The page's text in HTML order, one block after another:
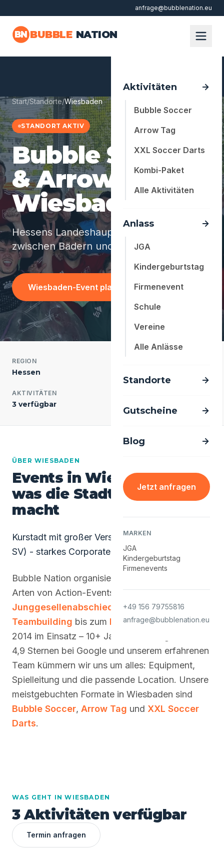
anfrage@bubblenation.eu
BN BUBBLE NATION
Aktivitäten
Bubble Soccer
Arrow Tag
XXL Soccer Darts
Kombi-Paket
Alle Aktivitäten
Anlass
JGA
Kindergeburtstag
Firmenevent
Schule
Vereine
Alle Anlässe
Standorte
Gutscheine
Blog
Jetzt anfragen
MARKEN
JGA
Kindergeburtstag
Firmenevents
+49 156 79755816
anfrage@bubblenation.eu
Start/Standorte/Wiesbaden
STANDORT AKTIV
Bubble Soccer
& Arrow Tag in
Wiesbaden
Hessens Landeshauptstadt - Events
zwischen Bädern und Börsen.
Wiesbaden-Event planen
REGION
Hessen
AKTIVITÄTEN
3 verfügbar
ÜBER WIESBADEN
Events in Wiesbaden -
was die Stadt besonders
macht
Kurstadt mit großer Versicherungsbranche (R+V,
SV) - starkes Corporate-Segment.
Bubble Nation organisiert in Wiesbaden alle
Arten von Action-Events – vom
Junggesellenabschied
über Firmen-
Teambuilding bis zum Kindergeburtstag. Seit
2014 im Einsatz – 10+ Jahre Erfahrung,
4,9 Sternen bei Google und unserem erfahrenen
Team kümmern wir uns um alles: Equipment,
Spielleitung und die passende Location. Unsere
meistgebuchten Formate in Wiesbaden sind
Bubble Soccer, Arrow Tag und XXL Soccer
Darts.
WAS GEHT IN WIESBADEN
3 Aktivitäten verfügbar
Termin anfragen